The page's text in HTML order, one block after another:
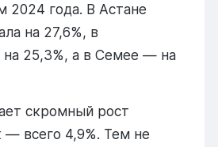
2024 года. В Астане
на 27,6%, в
25,3%, а в Семее — на
скромный рост
— всего 4,9%. Тем не